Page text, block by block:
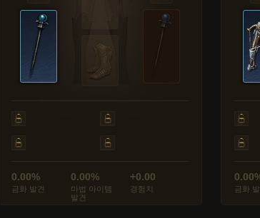
0.00%
금화 발견
0.00%
마법 아이템
발견
+0.00
경험치 금화